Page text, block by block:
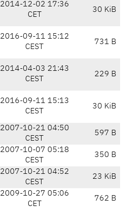
2014-12-02 17:36
CET
30 KiB
2016-09-11 15:12
CEST
731 B
2014-04-03 21:43
CEST
229 B
2016-09-11 15:13
CEST
30 KiB
2007-10-21 04:50
CEST
597 B
2007-10-07 05:18
CEST
350 B
2007-10-21 04:52
CEST
23 KiB
2009-10-27 05:06
CET
762 B